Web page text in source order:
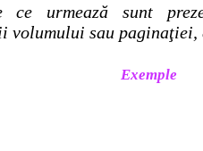
ce urmează sunt
volumului sau
Exemple